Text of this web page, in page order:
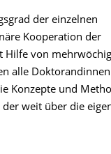
der einzelnen
Kooperation der
Hilfe von
alle
Konzepte und
weit über die